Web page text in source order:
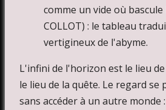
comme un vide où bascule
COLLOT) : le tableau
vertigineux de l'abyme.
L'infini de l'horizon est le lieu
le lieu de la quête. Le regard se
sans accéder à un autre monde